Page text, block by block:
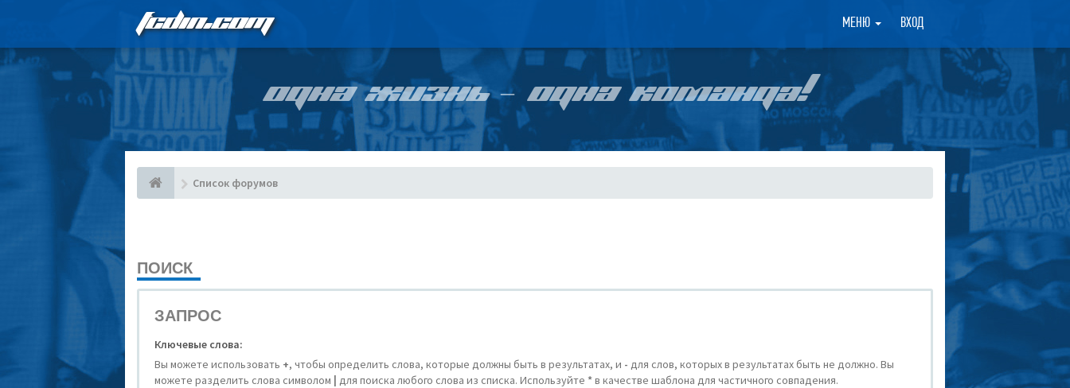
FCDIN.COM МЕНЮ ВХОД ×
ОДНА ЖИЗНЬ – ОДНА КОМАНДА!
Список форумов
ПОИСК
ЗАПРОС
Ключевые слова:
Вы можете использовать +, чтобы определить слова, которые должны быть в результатах, и - для слов, которых в результатах быть не должно. Вы
можете разделить слова символом | для поиска любого слова из списка. Используйте *в качестве шаблона для частичного совпадения.